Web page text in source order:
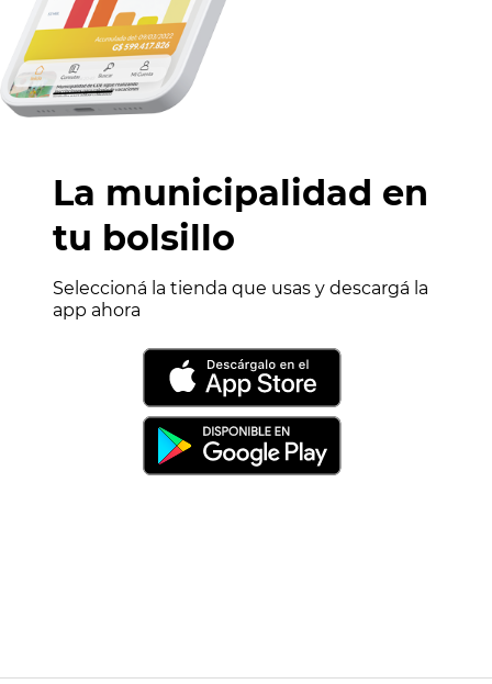
La municipalidad en
tu bolsillo
Seleccioná la tienda que usas y descargá la
app ahora